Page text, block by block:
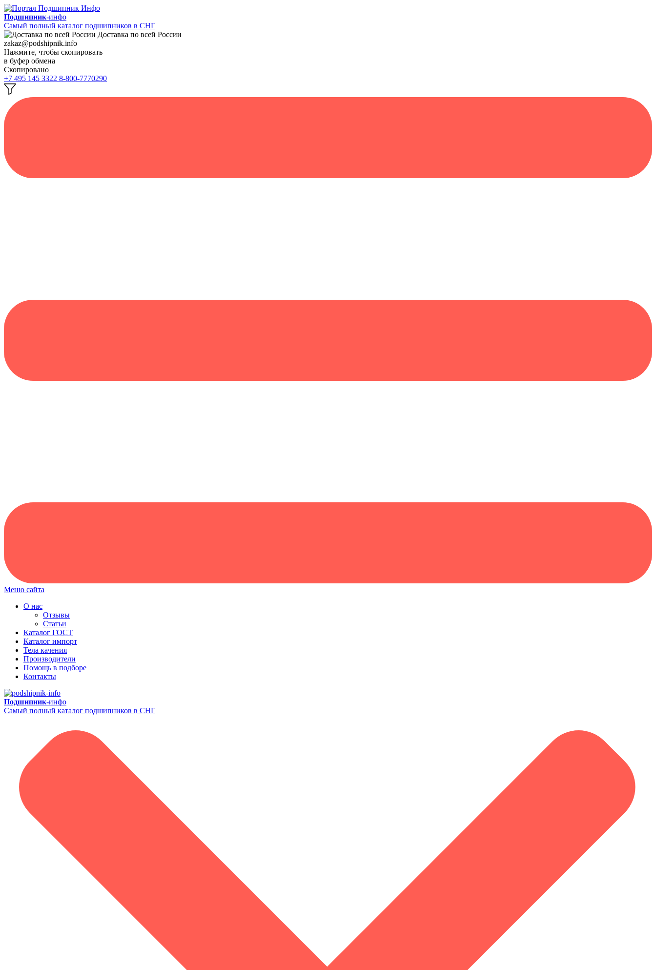
Подшипник-инфо
Самый полный каталог подшипников в СНГ
Доставка по всей России
zakaz@podshipnik.info
Нажмите, чтобы скопировать
в буфер обмена
Скопировано
+7 495 145 3322 8-800-7770290
Меню сайта
О нас
Отзывы
Статьи
Каталог ГОСТ
Каталог импорт
Тела качения
Производители
Помощь в подборе
Контакты
Подшипник-инфо
Самый полный каталог подшипников в СНГ